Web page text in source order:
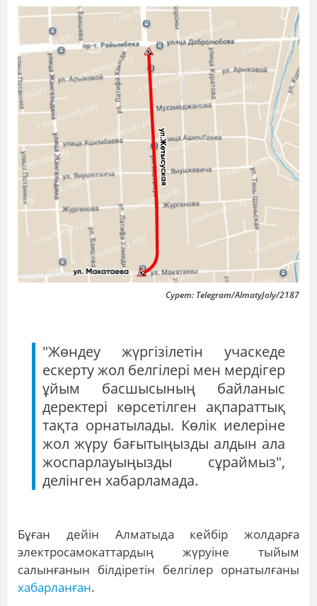
Сурет: Telegram/AlmatyJoly/2187
"Жөндеу жүргізілетін учаскеде
ескерту жол белгілері мен мердігер
ұйым басшысының байланыс
деректері көрсетілген ақпараттық
тақта орнатылады. Көлік иелеріне
жол жүру бағытыңызды алдын ала
жоспарлауыңызды сұраймыз",
делінген хабарламада.
Бұған дейін Алматыда кейбір жолдарға
электросамокаттардың жүруіне тыйым
салынғанын білдіретін белгілер орнатылғаны
хабарланған.